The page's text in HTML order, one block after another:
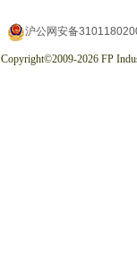
沪公网安备
Copyright©2009-2026 FP